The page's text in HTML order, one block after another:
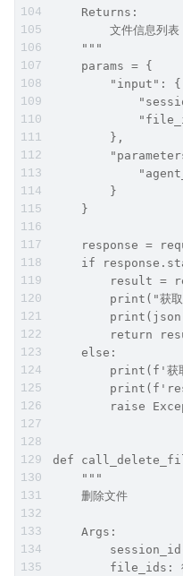
Returns:
文件信息列表，
"""
params = {
"input": {
"file_ids":
},
}
}
response =
if
result =
print("获取文
return
else:
print(f'获取文件
raise
def
"""
删除文件
Args:
session_id:
file_ids: 待删